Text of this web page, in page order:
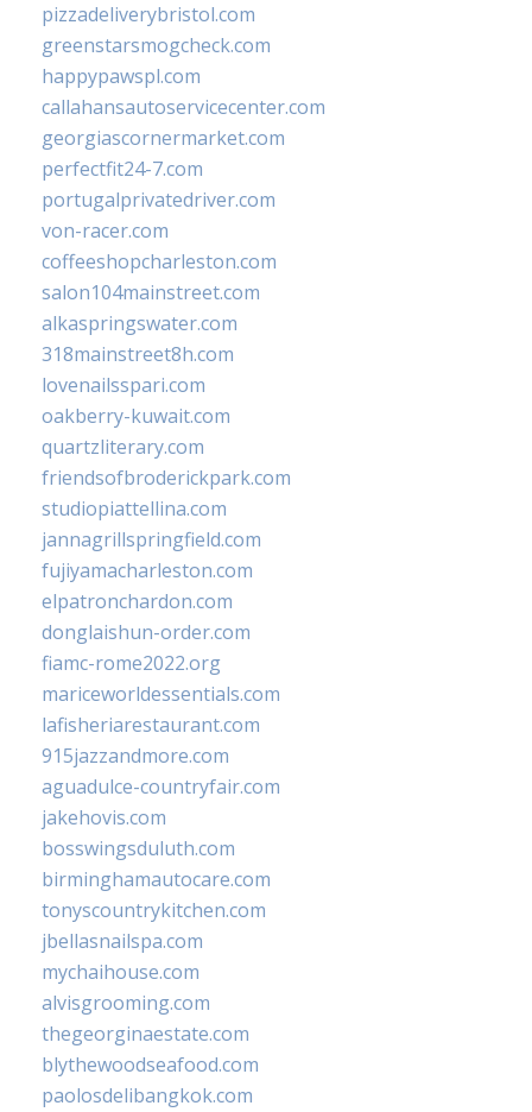
pizzadeliverybristol.com
greenstarsmogcheck.com
happypawspl.com
callahansautoservicecenter.com
georgiascornermarket.com
perfectfit24-7.com
portugalprivatedriver.com
von-racer.com
coffeeshopcharleston.com
salon104mainstreet.com
alkaspringswater.com
318mainstreet8h.com
lovenailsspari.com
oakberry-kuwait.com
quartzliterary.com
friendsofbroderickpark.com
studiopiattellina.com
jannagrillspringfield.com
fujiyamacharleston.com
elpatronchardon.com
donglaishun-order.com
fiamc-rome2022.org
mariceworldessentials.com
lafisheriarestaurant.com
915jazzandmore.com
aguadulce-countryfair.com
jakehovis.com
bosswingsduluth.com
birminghamautocare.com
tonyscountrykitchen.com
jbellasnailspa.com
mychaihouse.com
alvisgrooming.com
thegeorginaestate.com
blythewoodseafood.com
paolosdelibangkok.com